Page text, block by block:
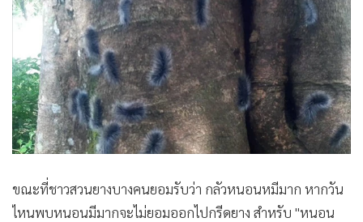
ขณะที่ชาวสวนยางบางคนยอมรับว่า กลัวหนอนหมีมาก หากวัน
ไหนพบหนอนมีมากจะไม่ยอมออกไปกรีดยาง สำหรับ "หนอน